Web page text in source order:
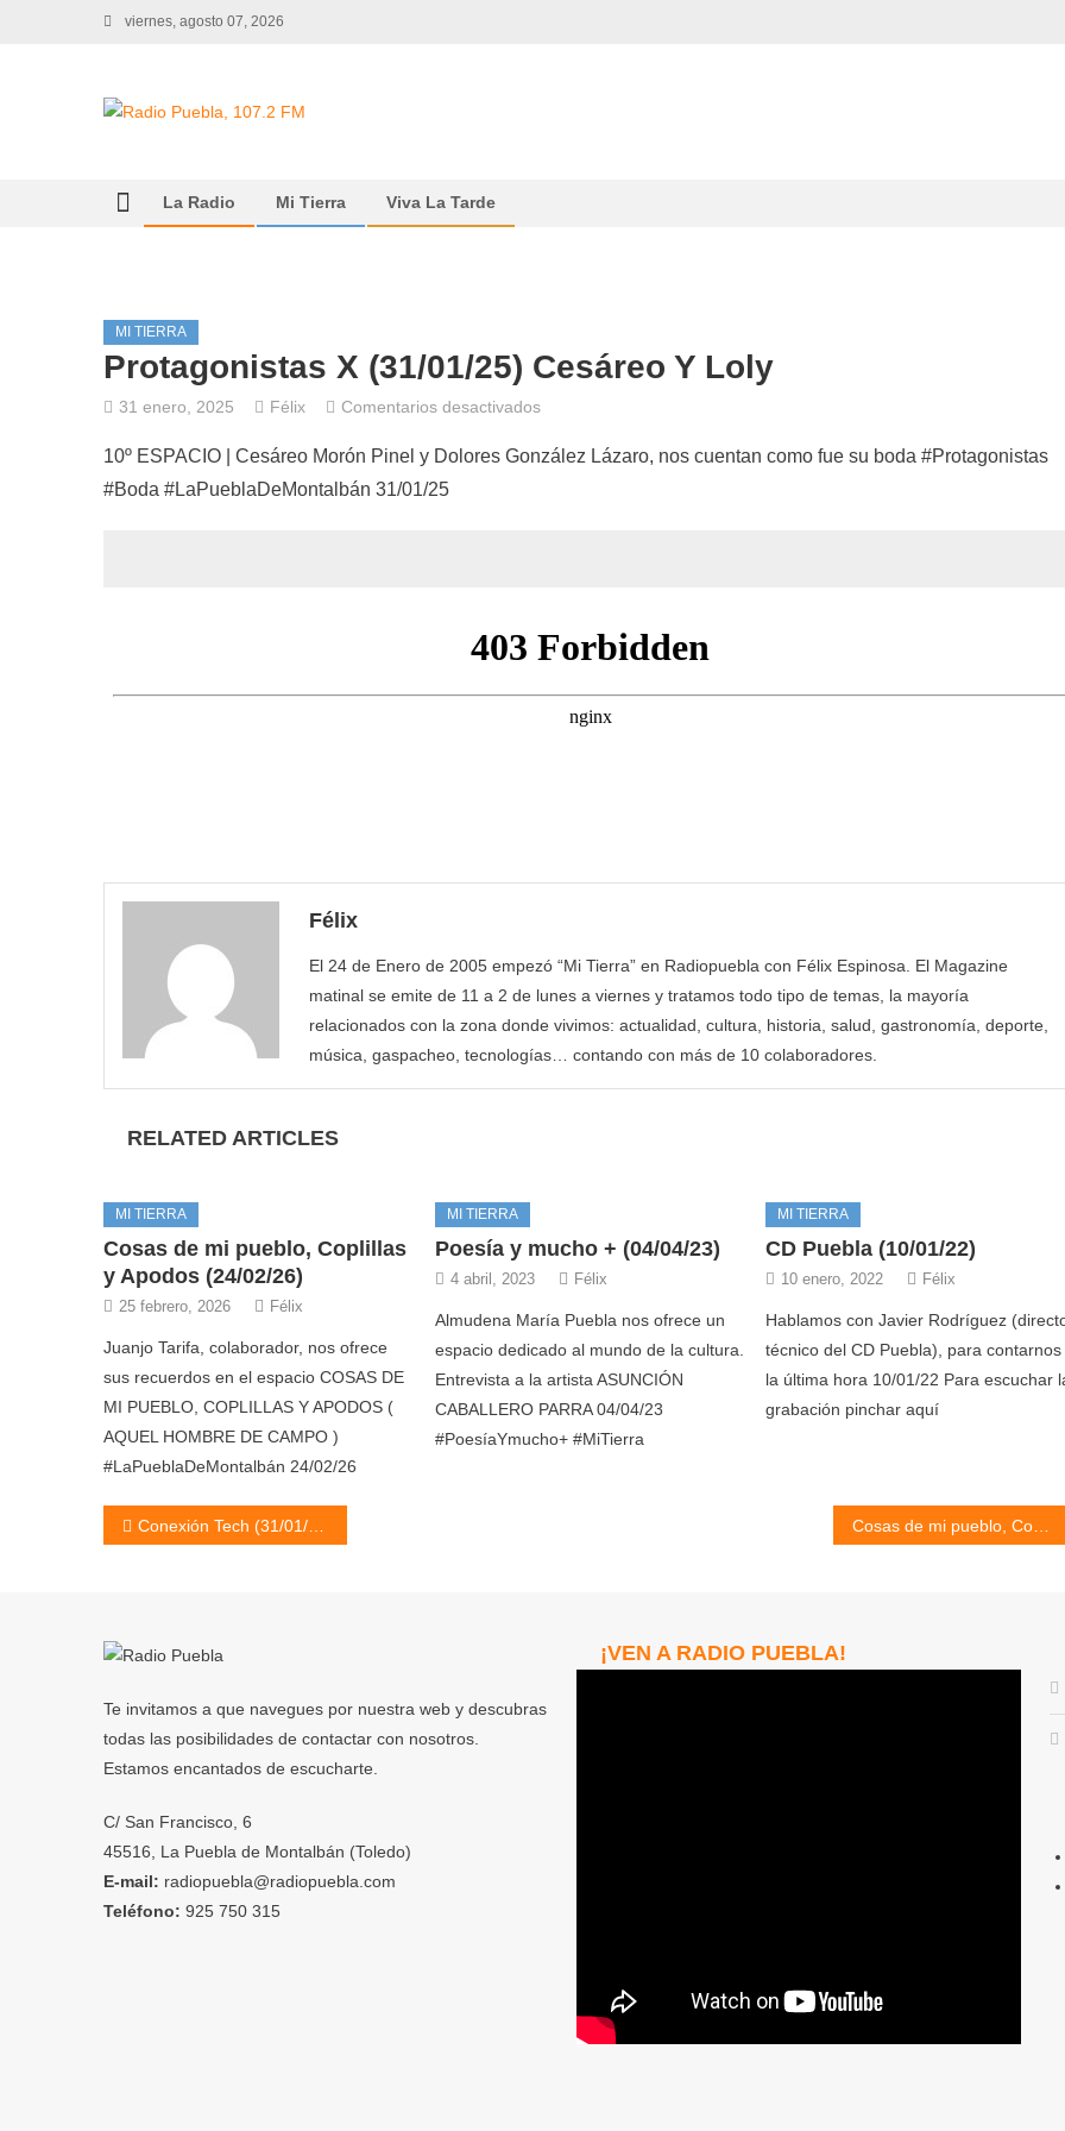
viernes, agosto 07, 2026
La Radio Mi Tierra Viva La Tarde
MI TIERRA
Protagonistas X (31/01/25) Cesáreo Y Loly
31 enero, 2025 Félix Comentarios desactivadosen
X
10º ESPACIO | Cesáreo Morón Pinel y Dolores González Lázaro, nos cuentan como fue su boda #Protagonistas
#Boda #LaPueblaDeMontalbán 31/01/25
Félix
El 24 de Enero de 2005 empezó “Mi Tierra” en Radiopuebla con Félix Espinosa. El Magazine
matinal se emite de 11 a 2 de lunes a viernes y tratamos todo tipo de temas, la mayoría
relacionados con la zona donde vivimos: actualidad, cultura, historia, salud, gastronomía, deporte,
música, gaspacheo, tecnologías… contando con más de 10 colaboradores.
RELATED ARTICLES
MI TIERRA
Cosas de mi pueblo, Coplillas
y Apodos (24/02/26)
25 febrero, 2026 Félix
Juanjo Tarifa, colaborador, nos ofrece
sus recuerdos en el espacio COSAS DE
MI PUEBLO, COPLILLAS Y APODOS (
AQUEL HOMBRE DE CAMPO )
#LaPueblaDeMontalbán 24/02/26
MI TIERRA
Poesía y mucho + (04/04/23)
4 abril, 2023 Félix
Almudena María Puebla nos ofrece un
espacio dedicado al mundo de la cultura.
Entrevista a la artista ASUNCIÓN
CABALLERO PARRA 04/04/23
#PoesíaYmucho+ #MiTierra
MI TIERRA
CD Puebla (10/01/22)
10 enero, 2022 Félix
Hablamos con Javier Rodríguez
técnico del CD Puebla), para contarnos
la última hora 10/01/22 Para escuchar
grabación pinchar aquí
Navegación
Conexión Tech (31/01/25)
Te invitamos a que navegues por nuestra web y descubras
todas las posibilidades de contactar con nosotros.
Estamos encantados de escucharte.
C/ San Francisco, 6
45516, La Puebla de Montalbán (Toledo)
E-mail: radiopuebla@radiopuebla.com
Teléfono: 925 750 315
¡VEN A RADIO PUEBLA!